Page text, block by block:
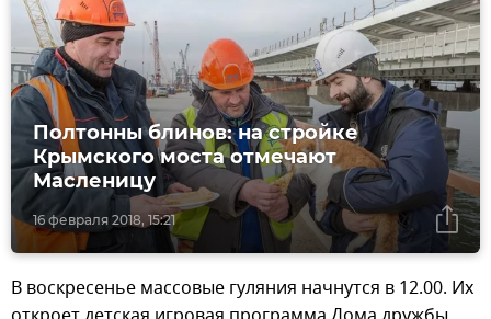
16 февраля 2018, 15:21
Полтонны блинов: на стройке
Крымского моста отмечают
Масленицу
В воскресенье массовые гуляния начнутся в 12.00. Их